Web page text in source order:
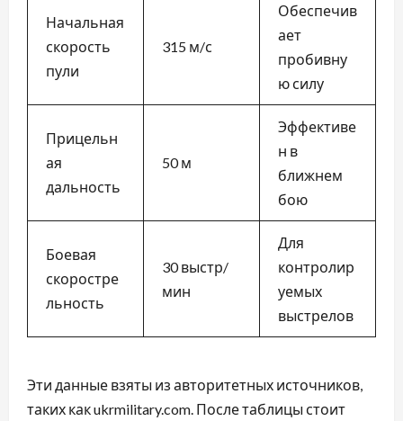
Начальная
скорость
пули
315 м/с
Обеспечив
ает
пробивну
ю силу
Прицельн
ая
дальность
50 м
Эффективе
н в
ближнем
бою
Боевая
скоростре
льность
30 выстр/
мин
Для
контролир
уемых
выстрелов
Эти данные взяты из авторитетных источников,
таких как ukrmilitary.com. После таблицы стоит